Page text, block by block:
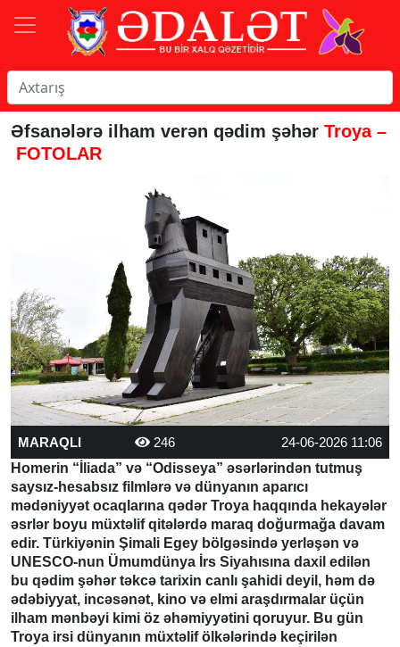
Əfsanələrə ilham verən qədim şəhər Troya –
FOTOLAR
MARAQLI 246
24-06-2026 11:06
Homerin “İliada” və “Odisseya” əsərlərindən tutmuş
saysız-hesabsız filmlərə və dünyanın aparıcı
mədəniyyət ocaqlarına qədər Troya haqqında hekayələr
əsrlər boyu müxtəlif qitələrdə maraq doğurmağa davam
edir. Türkiyənin Şimali Egey bölgəsində yerləşən və
UNESCO-nun Ümumdünya İrs Siyahısına daxil edilən
bu qədim şəhər təkcə tarixin canlı şahidi deyil, həm də
ədəbiyyat, incəsənət, kino və elmi araşdırmalar üçün
ilham mənbəyi kimi öz əhəmiyyətini qoruyur. Bu gün
Troya irsi dünyanın müxtəlif ölkələrində keçirilən